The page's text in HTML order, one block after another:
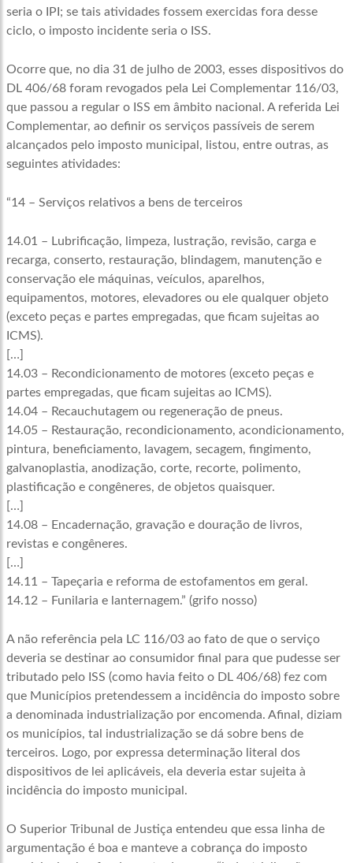
seria o IPI; se tais atividades fossem exercidas fora desse
ciclo, o imposto incidente seria o ISS.
Ocorre que, no dia 31 de julho de 2003, esses dispositivos do
DL 406/68 foram revogados pela Lei Complementar 116/03,
que passou a regular o ISS em âmbito nacional. A referida Lei
Complementar, ao definir os serviços passíveis de serem
alcançados pelo imposto municipal, listou, entre outras, as
seguintes atividades:
“14 – Serviços relativos a bens de terceiros
14.01 – Lubrificação, limpeza, lustração, revisão, carga e
recarga, conserto, restauração, blindagem, manutenção e
conservação ele máquinas, veículos, aparelhos,
equipamentos, motores, elevadores ou ele qualquer objeto
(exceto peças e partes empregadas, que ficam sujeitas ao
ICMS).
[…]
14.03 – Recondicionamento de motores (exceto peças e
partes empregadas, que ficam sujeitas ao ICMS).
14.04 – Recauchutagem ou regeneração de pneus.
14.05 – Restauração, recondicionamento, acondicionamento,
pintura, beneficiamento, lavagem, secagem, fingimento,
galvanoplastia, anodização, corte, recorte, polimento,
plastificação e congêneres, de objetos quaisquer.
[…]
14.08 – Encadernação, gravação e douração de livros,
revistas e congêneres.
[…]
14.11 – Tapeçaria e reforma de estofamentos em geral.
14.12 – Funilaria e lanternagem.” (grifo nosso)
A não referência pela LC 116/03 ao fato de que o serviço
deveria se destinar ao consumidor final para que pudesse ser
tributado pelo ISS (como havia feito o DL 406/68) fez com
que Municípios pretendessem a incidência do imposto sobre
a denominada industrialização por encomenda. Afinal, diziam
os municípios, tal industrialização se dá sobre bens de
terceiros. Logo, por expressa determinação literal dos
dispositivos de lei aplicáveis, ela deveria estar sujeita à
incidência do imposto municipal.
O Superior Tribunal de Justiça entendeu que essa linha de
argumentação é boa e manteve a cobrança do imposto